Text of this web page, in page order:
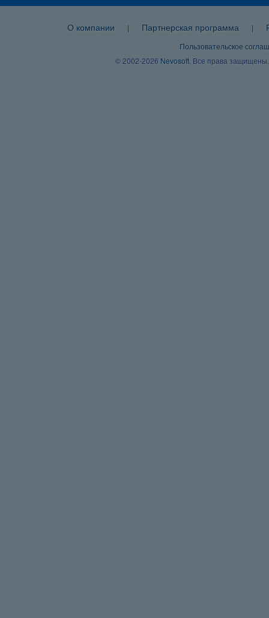
О компании | Партнерская программа |
Пользовательское
© 2002-2026 Nevosoft . Все права защищены